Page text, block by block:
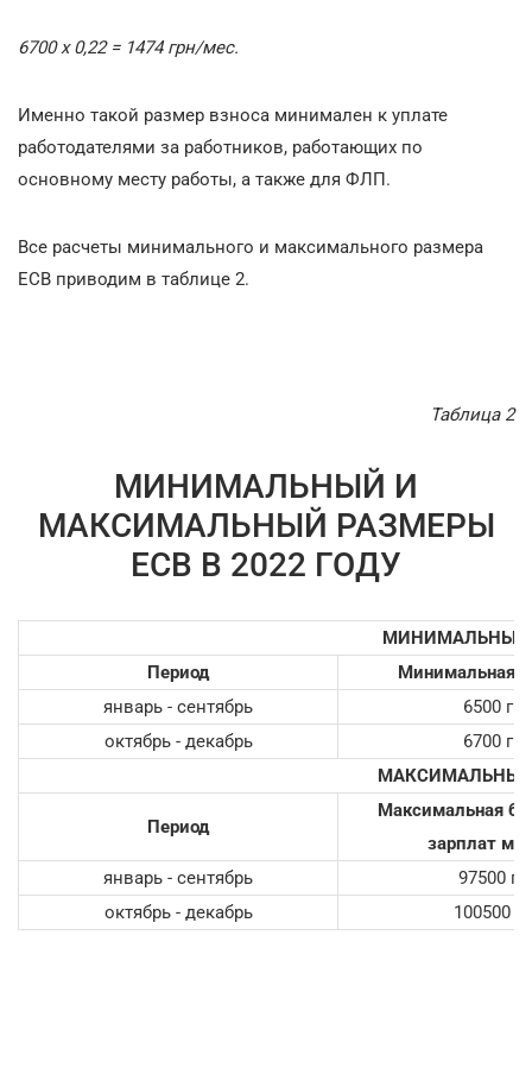
6700 х 0,22 = 1474 грн/мес.
Именно такой размер взноса минимален к уплате
работодателями за работников, работающих по
основному месту работы, а также для ФЛП.
Все расчеты минимального и максимального размера
ЕСВ приводим в таблице 2.
Таблица 2
МИНИМАЛЬНЫЙ И
МАКСИМАЛЬНЫЙ РАЗМЕРЫ
ЕСВ В 2022 ГОДУ
МИНИМАЛЬНЫЙ
Период
Минимальная
январь - сентябрь
6500 грн
октябрь - декабрь
6700 грн
МАКСИМАЛЬНЫ
Период
Максимальная
зарплат
январь - сентябрь
97500
октябрь - декабрь
100500